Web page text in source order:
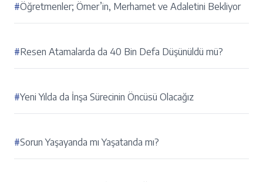
#Öğretmenler; Ömer’in, Merhamet ve Adaletini Bekliyor
#Resen Atamalarda da 40 Bin Defa Düşünüldü mü?
#Yeni Yılda da İnşa Sürecinin Öncüsü Olacağız
#Sorun Yaşayanda mı Yaşatanda mı?